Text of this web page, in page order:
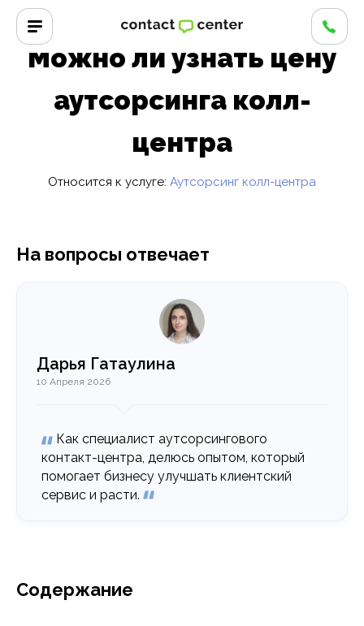
Главная
аутсорсинга колл-центра
Можно ли узнать цену
аутсорсинга колл-
центра
Относится к услуге: Аутсорсинг колл-центра
На вопросы отвечает
Дарья Гатаулина
10 Апреля 2026
Как специалист аутсорсингового
контакт-центра, делюсь опытом, который
помогает бизнесу улучшать клиентский
сервис и расти.
Содержание